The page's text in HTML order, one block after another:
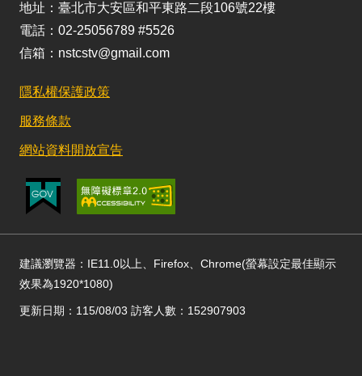
地址：臺北市大安區和平東路二段106號22樓
電話：02-25056789 #5526
信箱：nstcstv@gmail.com
隱私權保護政策
服務條款
網站資料開放宣告
建議瀏覽器：IE11.0以上、Firefox、Chrome(螢幕設定最佳顯示
效果為1920*1080)
更新日期：115/08/03 訪客人數：152907903